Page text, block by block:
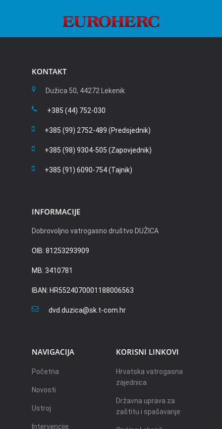
KONTAKT
Dužica 50, 44272 Lekenik
+385 (44) 752-030
+385 (99) 2752-489 (Predsjednik)
+385 (98) 9304-505 (Zapovjednik)
+385 (91) 6090-754 (Tajnik)
INFORMACIJE
Dobrovoljno vatrogasno društvo DUŽICA
OIB: 81253293909
MB: 3410781
IBAN: HR5524070001188006563
dvd.duzica@sk.t-com.hr
NAVIGACIJA
Početna
Novosti
Ustroj
Intervencije
KORISNI LINKOVI
Hrvatska vatrogasna
zajednica
Državna uprava za
zaštitu i spašavanje